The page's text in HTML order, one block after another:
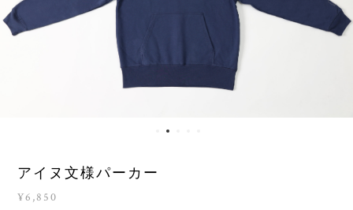
アイヌ文様パーカー
¥6,850